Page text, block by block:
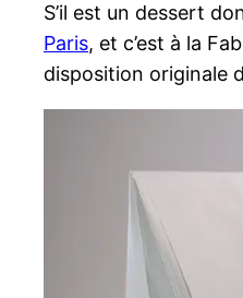
S’il est un dessert
Paris, et c’est à la
disposition originale